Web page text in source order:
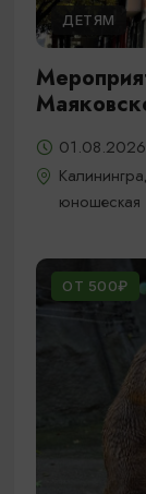
ДЕТЯМ
юношеская
ОТ 500₽